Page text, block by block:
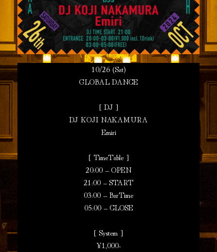
10/26 (Sat)
GLOBAL DANCE
[ DJ ]
DJ KOJI NAKAMURA
Emiri
[ TimeTable ]
20:00 – OPEN
21:00 – START
03:00 – BarTime
05:00 – CLOSE
[ System ]
¥1,000-